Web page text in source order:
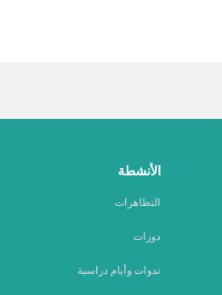
الأنشطة
التظاهرات
دورات
ندوات وأيام دراسية